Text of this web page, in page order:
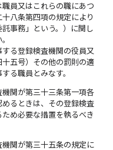
員又はこれらの職にあつ
八条第四項の規定により
事務」という。）に関し
る登録検査機関の役員又
十五号）その他の罰則の適
る職員とみなす。
関が第三十三条第一項各
るときは、その登録検査
め必要な措置を執るべき
関が第三十五条の規定に